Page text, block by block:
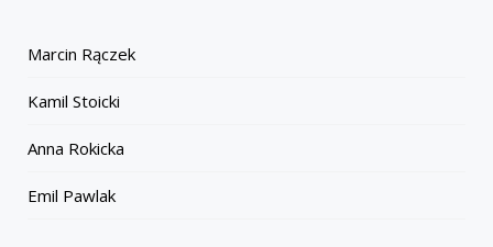
Marcin Rączek
Kamil Stoicki
Anna Rokicka
Emil Pawlak